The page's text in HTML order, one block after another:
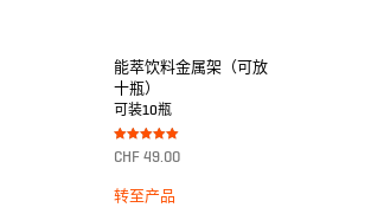
能萃饮料金属架（可放
十瓶）
可装10瓶
Bewertet mit
5.00
CHF 49.00
转至产品